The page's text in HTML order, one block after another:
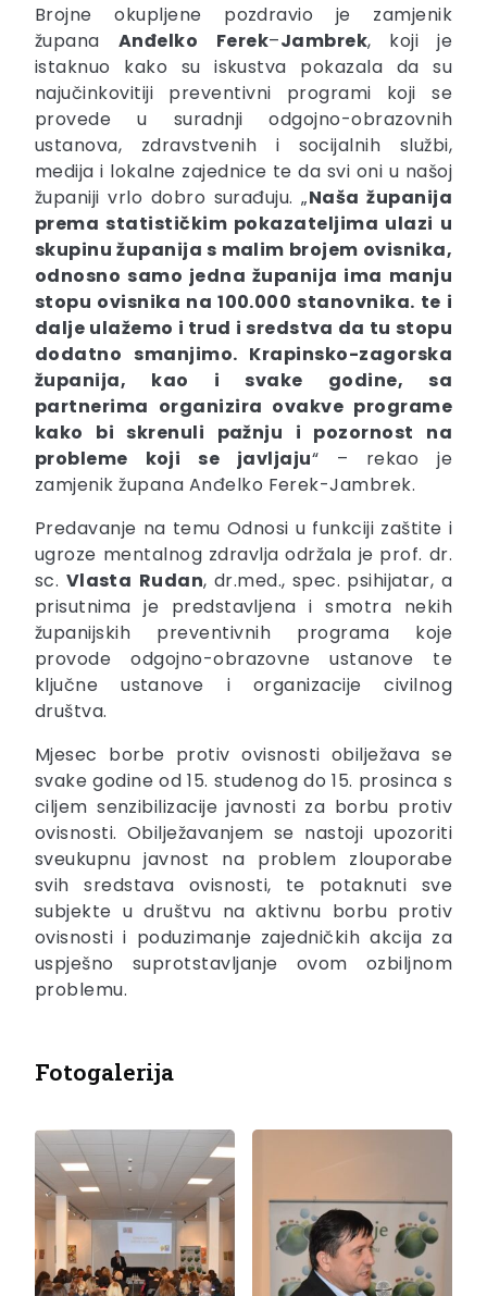
Brojne okupljene pozdravio je zamjenik
župana Anđelko Ferek–Jambrek, koji je
istaknuo kako su iskustva pokazala da su
najučinkovitiji preventivni programi koji se
provede u suradnji odgojno-obrazovnih
ustanova, zdravstvenih i socijalnih službi,
medija i lokalne zajednice te da svi oni u našoj
županiji vrlo dobro surađuju. „Naša županija
prema statističkim pokazateljima ulazi u
skupinu županija s malim brojem ovisnika,
odnosno samo jedna županija ima manju
stopu ovisnika na 100.000 stanovnika. te i
dalje ulažemo i trud i sredstva da tu stopu
dodatno smanjimo. Krapinsko-zagorska
županija, kao i svake godine, sa
partnerima organizira ovakve programe
kako bi skrenuli pažnju i pozornost na
probleme koji se javljaju“ – rekao je
zamjenik župana Anđelko Ferek-Jambrek.
Predavanje na temu Odnosi u funkciji zaštite i
ugroze mentalnog zdravlja održala je prof. dr.
sc. Vlasta Rudan, dr.med., spec. psihijatar, a
prisutnima je predstavljena i smotra nekih
županijskih preventivnih programa koje
provode odgojno-obrazovne ustanove te
ključne ustanove i organizacije civilnog
društva.
Mjesec borbe protiv ovisnosti obilježava se
svake godine od 15. studenog do 15. prosinca s
ciljem senzibilizacije javnosti za borbu protiv
ovisnosti. Obilježavanjem se nastoji upozoriti
sveukupnu javnost na problem zlouporabe
svih sredstava ovisnosti, te potaknuti sve
subjekte u društvu na aktivnu borbu protiv
ovisnosti i poduzimanje zajedničkih akcija za
uspješno suprotstavljanje ovom ozbiljnom
problemu.
Fotogalerija